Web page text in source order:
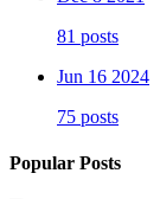
81 posts
Jun 16 2024
75 posts
Popular Posts